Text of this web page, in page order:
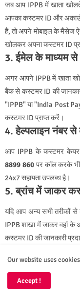
जब आप IPPB में खाता
आपका कस्टमर ID और अकाउंट
हैं, तो अपने मोबाइल के मैसेज
खोलकर अपना कस्टमर ID
3.ईमेल के माध्यम
अगर आपने IPPB में खाता
बैंक से कस्टमर ID की
"IPPB" या "India Post
कस्टमर ID प्राप्त करें।
4.हेल्पलाइन नंबर
आप IPPB के कस्टमर केयर
8899 860पर कॉल करके
24x7 सहायता उपलब्ध है।
5.ब्रांच में जाकर
यदि आप अन्य सभी तरीकों
IPPB शाखा में जाकर वहां
कस्टमर ID की जानकारी
की सभी बैंकिंग सेवाओं का
निष्कर्ष
Our website uses
Accept !